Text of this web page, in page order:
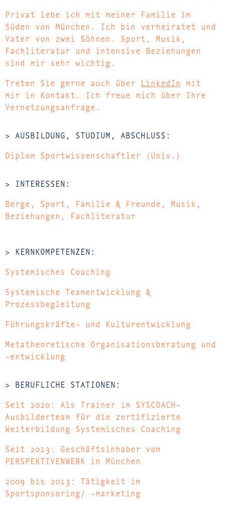
Privat lebe ich mit meiner Familie im
Süden von München. Ich bin verheiratet und
Vater von zwei Söhnen. Sport, Musik,
Fachliteratur und intensive Beziehungen
sind mir sehr wichtig.
Treten Sie gerne auch über LinkedIn mit
mir in Kontakt. Ich freue mich über Ihre
Vernetzungsanfrage.
> AUSBILDUNG, STUDIUM, ABSCHLUSS:
Diplom Sportwissenschaftler (Univ.)
> INTERESSEN:
Berge, Sport, Familie & Freunde, Musik,
Beziehungen, Fachliteratur
> KERNKOMPETENZEN:
Systemisches Coaching
Systemische Teamentwicklung &
Prozessbegleitung
Führungskräfte- und Kulturentwicklung
Metatheoretische Organisationsberatung und
-entwicklung
> BERUFLICHE STATIONEN:
Seit 2020: Als Trainer im SYSCOACH-
Ausbilderteam für die zertifizierte
Weiterbildung Systemisches Coaching
Seit 2013: Geschäftsinhaber vom
PERSPEKTIVENWERK in München
2009 bis 2013: Tätigkeit im
Sportsponsoring/ -marketing